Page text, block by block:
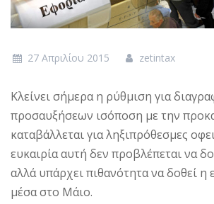
27 Απριλίου 2015 zetintax
Κλείνει σήμερα η ρύθμιση για
προσαυξήσεων ισόποση με την
καταβάλλεται για ληξιπρόθεσμες
ευκαιρία αυτή δεν προβλέπεται να
αλλά υπάρχει πιθανότητα να δοθεί η
μέσα στο Μάιο.